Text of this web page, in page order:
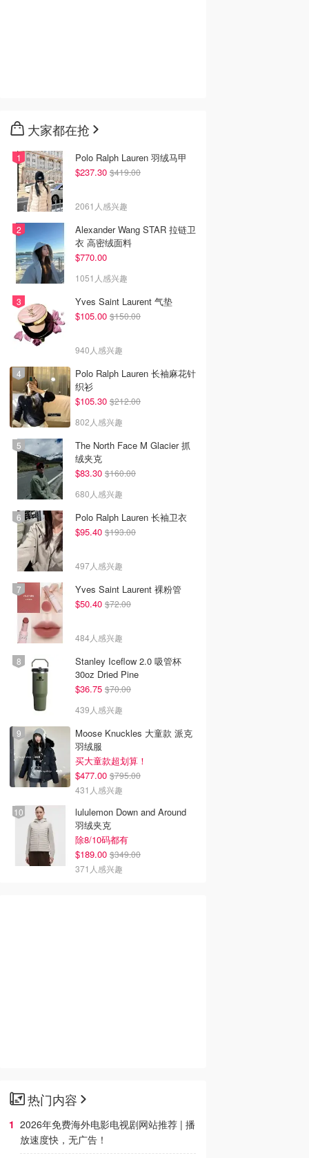
大家都在抢
Polo Ralph Lauren 羽绒马甲
$237.30 $419.00
2061人感兴趣
Alexander Wang STAR 拉链卫
衣 高密绒面料
$770.00
1051人感兴趣
Yves Saint Laurent 气垫
$105.00 $150.00
940人感兴趣
Polo Ralph Lauren 长袖麻花针
织衫
$105.30 $212.00
802人感兴趣
The North Face M Glacier 抓
绒夹克
$83.30 $160.00
680人感兴趣
Polo Ralph Lauren 长袖卫衣
$95.40 $193.00
497人感兴趣
Yves Saint Laurent 裸粉管
$50.40 $72.00
484人感兴趣
Stanley Iceflow 2.0 吸管杯
30oz Dried Pine
$36.75 $70.00
439人感兴趣
Moose Knuckles 大童款 派克
羽绒服
买大童款超划算！
$477.00 $795.00
431人感兴趣
lululemon Down and Around
羽绒夹克
除8/10码都有
$189.00 $349.00
371人感兴趣
热门内容
2026年免费海外电影电视剧网站推荐 | 播
放速度快，无广告！